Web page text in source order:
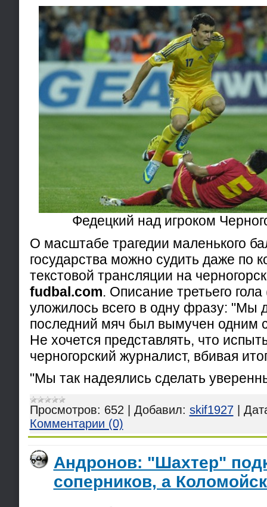
Федецкий над игроком
О масштабе трагедии маленького
государства можно судить даже по
текстовой трансляции на
fudbal.com. Описание третьего
уложилось всего в одну фразу: "Мы
последний мяч был вымучен одним
Не хочется представлять, что
черногорский журналист, вбивая
"Мы так надеялись сделать
Просмотров: 652 Добавил: skif1927
Комментарии (0)
Андронов: "Шахтер"
соперников, а